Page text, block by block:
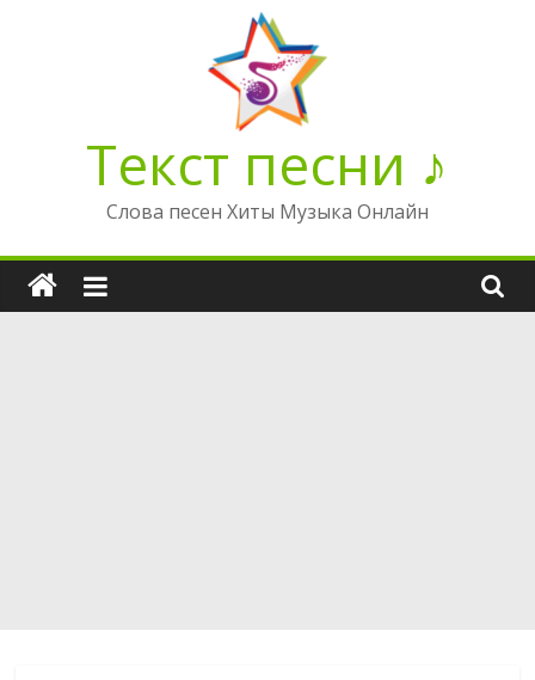
Текст песни ♪
Слова песен Хиты Музыка Онлайн